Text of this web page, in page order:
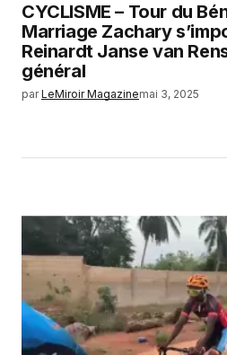
CYCLISME – Tour du
Marriage Zachary
Reinardt Janse van
général
par LeMiroir Magazinemai 3, 2025